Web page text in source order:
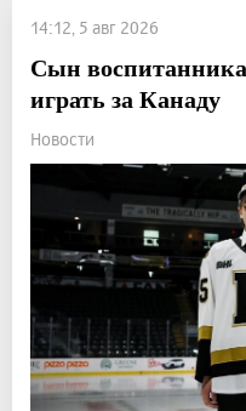
14:12, 5 авг 2026
Сын
играть за Канаду
Новости